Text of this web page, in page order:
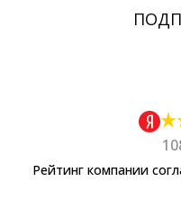
Рейтинг компании